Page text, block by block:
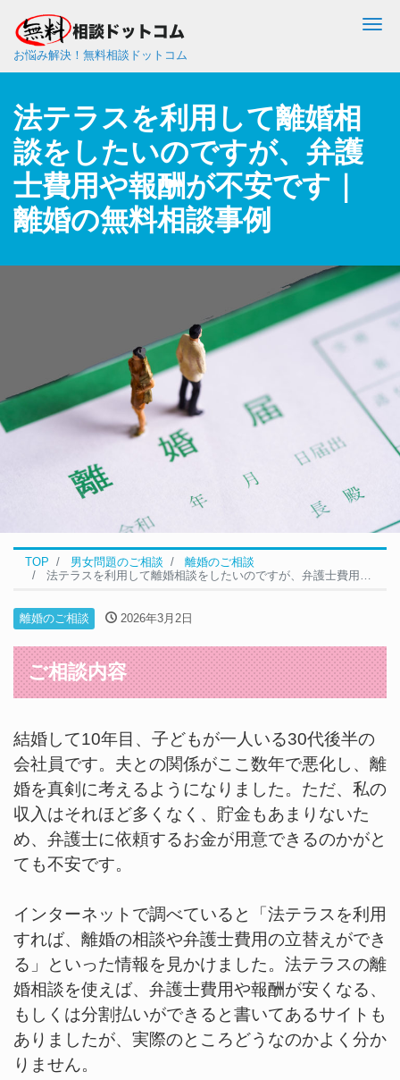
お悩み解決！無料相談ドットコム
法テラスを利用して離婚相
談をしたいのですが、弁護
士費用や報酬が不安です｜
離婚の無料相談事例
TOP 男女問題のご相談
離婚のご相談
法テラスを利用して離婚相談をしたいのですが、弁護士費用や報酬が不安です｜離婚の無料相談事例
離婚のご相談 2026年3月2日
ご相談内容
結婚して10年目、子どもが一人いる30代後半の
会社員です。夫との関係がここ数年で悪化し、離
婚を真剣に考えるようになりました。ただ、私の
収入はそれほど多くなく、貯金もあまりないた
め、弁護士に依頼するお金が用意できるのかがと
ても不安です。
インターネットで調べていると「法テラスを利用
すれば、離婚の相談や弁護士費用の立替えができ
る」といった情報を見かけました。法テラスの離
婚相談を使えば、弁護士費用や報酬が安くなる、
もしくは分割払いができると書いてあるサイトも
ありましたが、実際のところどうなのかよく分か
りません。